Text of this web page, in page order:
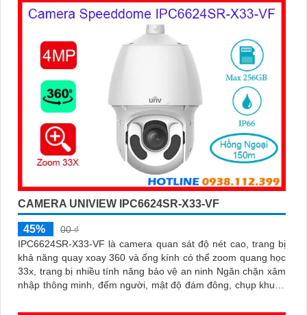
CAMERA UNIVIEW IPC6624SR-X33-VF
45%
00 ₫
IPC6624SR-X33-VF là camera quan sát độ nét cao, trang bị
khả năng quay xoay 360 và ống kính có thể zoom quang học
33x, trang bị nhiều tính năng bảo vệ an ninh Ngăn chặn xâm
nhập thông minh, đếm người, mật độ đám đông, chụp khuôn